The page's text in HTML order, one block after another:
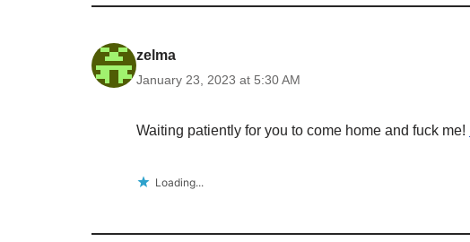
zelma
January 23, 2023 at 5:30 AM
Waiting patiently for you to come home and fuck me!
Loading...